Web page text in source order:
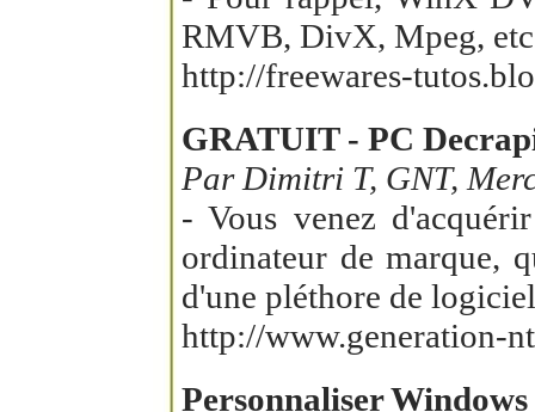
RMVB, DivX, Mpeg,
http://freewares-
GRATUIT - PC
Par Dimitri T, GNT,
- Vous venez
ordinateur de marque,
d'une pléthore de
http://www.generation-
Personnaliser